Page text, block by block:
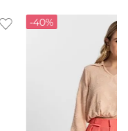
-40%